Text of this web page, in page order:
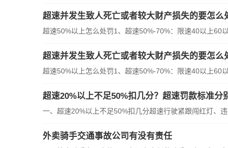
超速并发生致人死亡或者较大财产损失的要怎么
超速50%以上怎么处罚1、超速50%-70%：限速40以上60
超速并发生致人死亡或者较大财产损失的要怎么
超速50%以上怎么处罚1、超速50%-70%：限速40以上60
超速20%以上不足50%扣几分？超速罚款标准分
一、超速20%以上不足50%扣几分超速行驶紧跟闯红灯、违
外卖骑手交通事故公司有没有责任